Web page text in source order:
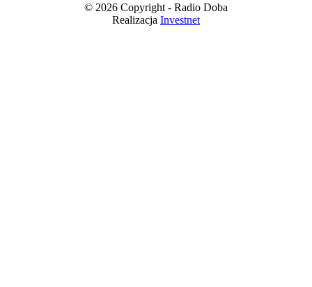
© 2026 Copyright - Radio Doba
Realizacja Investnet